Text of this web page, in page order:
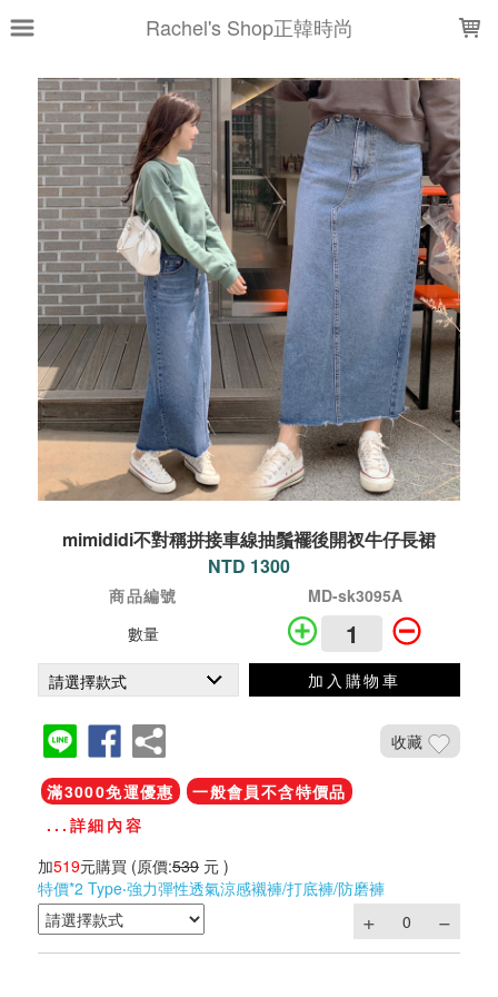
Rachel's Shop正韓時尚
mimididi不對稱拼接車線抽鬚襬後開衩牛仔長裙
NTD 1300
商品編號
MD-sk3095A
數量
加入購物車
收藏
滿3000免運優惠
一般會員不含特價品
...詳細內容
加519元購買 (原價:539 元 )
特價*2 Type‧強力彈性透氣涼感襯褲/打底褲/防磨褲